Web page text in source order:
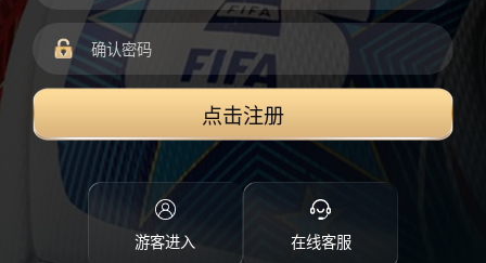
点击注册
游客进入 在线客服